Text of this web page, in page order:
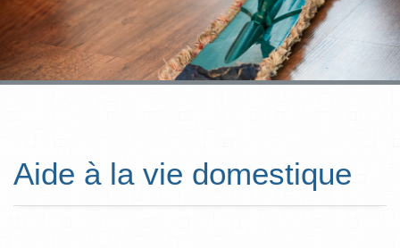
Aide à la vie domestique